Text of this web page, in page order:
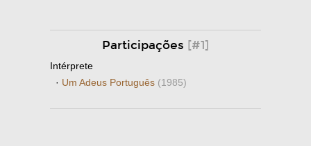
Participações [#1]
Intérprete
· Um Adeus Português (1985)